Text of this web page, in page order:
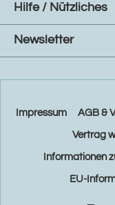
Hilfe / Nützliches
Newsletter
Impressum AGB &
Vertrag
Informationen
EU-